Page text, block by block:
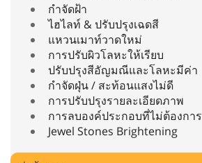
กำจัดฝ้า
ไฮไลท์ & ปรับปรุงเฉดสี
แหวนเมาท์วาดใหม่
การปรับผิวโลหะให้เรียบ
ปรับปรุงสีอัญมณีและโลหะมีค่า
กำจัดฝุ่น / สะท้อนแสงไม่ดี
การปรับปรุงรายละเอียดภาพ
การลบองค์ประกอบที่ไม่ต้องการ
Jewel Stones Brightening